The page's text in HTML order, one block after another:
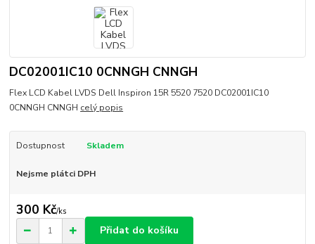
DC02001IC10 0CNNGH CNNGH
Flex LCD Kabel LVDS Dell Inspiron 15R 5520 7520 DC02001IC10
0CNNGH CNNGH celý popis
Dostupnost Skladem
Nejsme plátci DPH
300 Kč/ks
Přidat do košíku